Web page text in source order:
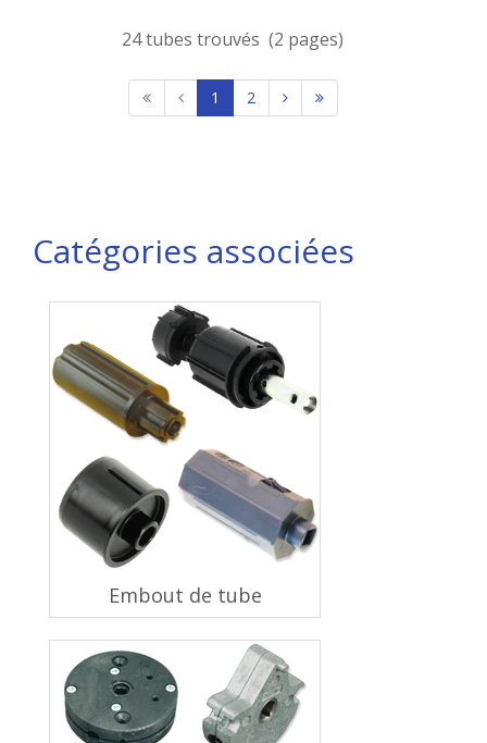
24 tubes trouvés (2 pages)
1 2
Catégories associées
Embout de tube